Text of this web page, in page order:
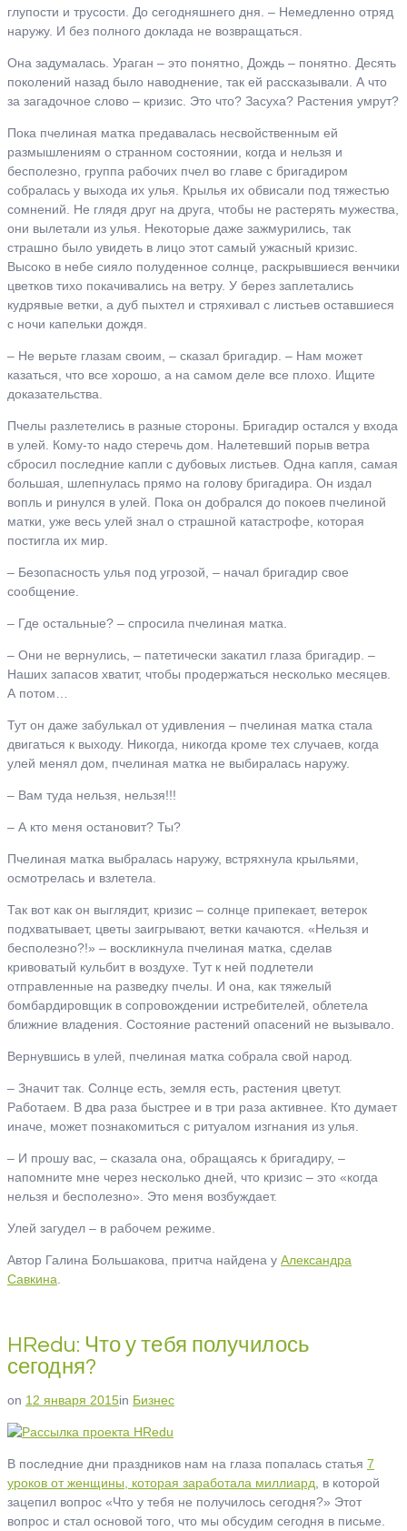
глупости и трусости. До сегодняшнего дня. – Немедленно отряд
наружу. И без полного доклада не возвращаться.
Она задумалась. Ураган – это понятно, Дождь – понятно. Десять
поколений назад было наводнение, так ей рассказывали. А что
за загадочное слово – кризис. Это что? Засуха? Растения умрут?
Пока пчелиная матка предавалась несвойственным ей
размышлениям о странном состоянии, когда и нельзя и
бесполезно, группа рабочих пчел во главе с бригадиром
собралась у выхода их улья. Крылья их обвисали под тяжестью
сомнений. Не глядя друг на друга, чтобы не растерять мужества,
они вылетали из улья. Некоторые даже зажмурились, так
страшно было увидеть в лицо этот самый ужасный кризис.
Высоко в небе сияло полуденное солнце, раскрывшиеся венчики
цветков тихо покачивались на ветру. У берез заплетались
кудрявые ветки, а дуб пыхтел и стряхивал с листьев оставшиеся
с ночи капельки дождя.
– Не верьте глазам своим, – сказал бригадир. – Нам может
казаться, что все хорошо, а на самом деле все плохо. Ищите
доказательства.
Пчелы разлетелись в разные стороны. Бригадир остался у входа
в улей. Кому-то надо стеречь дом. Налетевший порыв ветра
сбросил последние капли с дубовых листьев. Одна капля, самая
большая, шлепнулась прямо на голову бригадира. Он издал
вопль и ринулся в улей. Пока он добрался до покоев пчелиной
матки, уже весь улей знал о страшной катастрофе, которая
постигла их мир.
– Безопасность улья под угрозой, – начал бригадир свое
сообщение.
– Где остальные? – спросила пчелиная матка.
– Они не вернулись, – патетически закатил глаза бригадир. –
Наших запасов хватит, чтобы продержаться несколько месяцев.
А потом…
Тут он даже забулькал от удивления – пчелиная матка стала
двигаться к выходу. Никогда, никогда кроме тех случаев, когда
улей менял дом, пчелиная матка не выбиралась наружу.
– Вам туда нельзя, нельзя!!!
– А кто меня остановит? Ты?
Пчелиная матка выбралась наружу, встряхнула крыльями,
осмотрелась и взлетела.
Так вот как он выглядит, кризис – солнце припекает, ветерок
подхватывает, цветы заигрывают, ветки качаются. «Нельзя и
бесполезно?!» – воскликнула пчелиная матка, сделав
кривоватый кульбит в воздухе. Тут к ней подлетели
отправленные на разведку пчелы. И она, как тяжелый
бомбардировщик в сопровождении истребителей, облетела
ближние владения. Состояние растений опасений не вызывало.
Вернувшись в улей, пчелиная матка собрала свой народ.
– Значит так. Солнце есть, земля есть, растения цветут.
Работаем. В два раза быстрее и в три раза активнее. Кто думает
иначе, может познакомиться с ритуалом изгнания из улья.
– И прошу вас, – сказала она, обращаясь к бригадиру, –
напомните мне через несколько дней, что кризис – это «когда
нельзя и бесполезно». Это меня возбуждает.
Улей загудел – в рабочем режиме.
Автор Галина Большакова, притча найдена у Александра
Савкина
HRedu: Что у тебя получилось
сегодня?
on 12 января 2015in Бизнес
В последние дни праздников нам на глаза попалась статья 7
уроков от женщины, которая заработала миллиард , в которой
зацепил вопрос «Что у тебя не получилось сегодня?» Этот
вопрос и стал основой того, что мы обсудим сегодня в письме.